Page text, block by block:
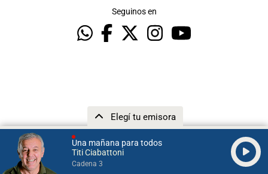
Una mañana para todos
Titi Ciabattoni
Cadena 3
Elegí tu emisora
Seguinos en